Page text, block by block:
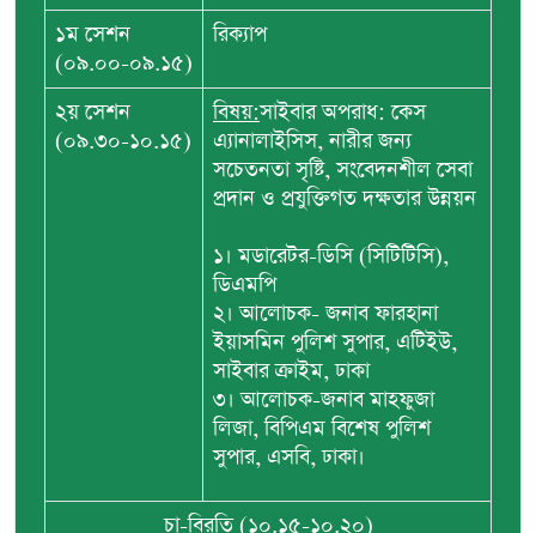
১ম সেশন
(০৯.০০-০৯.১৫)
রিক্যাপ
২য় সেশন
(০৯.৩০-১০.১৫)
বিষয়:সাইবার অপরাধ: কেস
এ্যানালাইসিস, নারীর জন্য
সচেতনতা সৃষ্টি, সংবেদনশীল সেবা
প্রদান ও প্রযুক্তিগত দক্ষতার উন্নয়ন
১। মডারেটর-ডিসি (সিটিটিসি),
ডিএমপি
২। আলোচক- জনাব ফারহানা
ইয়াসমিন পুলিশ সুপার, এটিইউ,
সাইবার ক্রাইম, ঢাকা
৩। আলোচক-জনাব মাহফুজা
লিজা, বিপিএম বিশেষ পুলিশ
সুপার, এসবি, ঢাকা।
চা-বিরতি (১০.১৫-১০.২০)